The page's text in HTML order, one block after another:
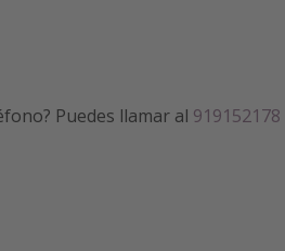
Puedes llamar al 919152178